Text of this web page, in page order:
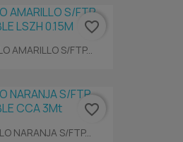
AMARILLO S/FTP...
favorite_border
NARANJA S/FTP...
favorite_border